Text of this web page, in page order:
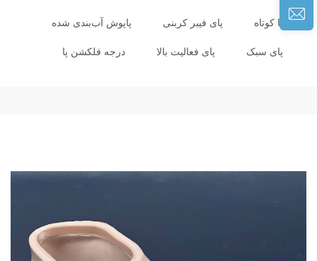
پا کوتاه پای فیبر کربنی پاپوش آب‌بندی شده
پای سبک پای فعالیت بالا درجه فلکشن پا